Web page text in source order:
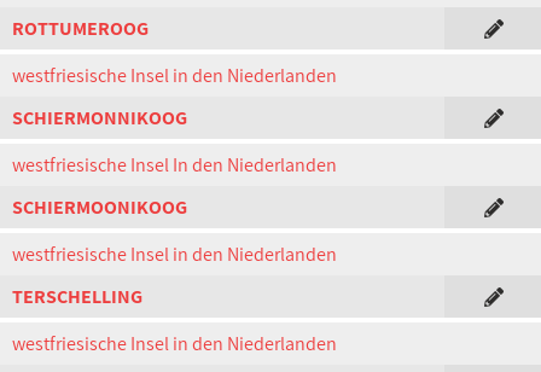
ROTTUMEROOG
westfriesische Insel in den Niederlanden
SCHIERMONNIKOOG
westfriesische Insel In den Niederlanden
SCHIERMOONIKOOG
westfriesische Insel in den Niederlanden
TERSCHELLING
westfriesische Insel in den Niederlanden